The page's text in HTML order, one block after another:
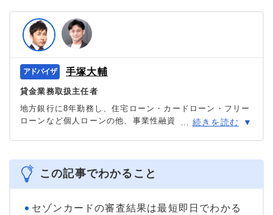
手塚大輔
貸金業務取扱主任者
地方銀行に8年勤務し、住宅ローン・カードローン・フリー
ローンなど個人ローンの他、事業性融資・創業融資など幅
資信託・個人年金・国債販売も取り扱った金融商品のプ
ロ。
＞＞公式ページ
続きを読む
この記事でわかること
セゾンカードの審査結果は最短即日でわかる